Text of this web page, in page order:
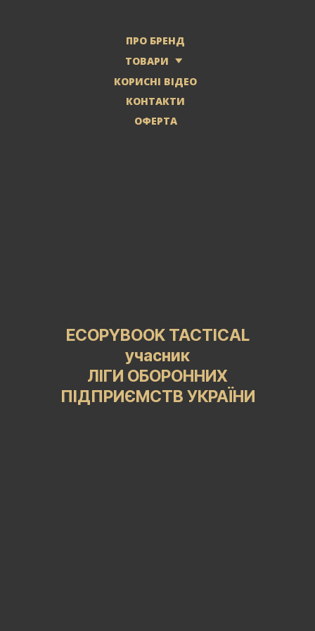
ПРО БРЕНД
ТОВАРИ
КОРИСНІ ВІДЕО
КОНТАКТИ
ОФЕРТА
ECOPYBOOK TACTICAL
учасник
ЛІГИ ОБОРОННИХ
ПІДПРИЄМСТВ УКРАЇНИ